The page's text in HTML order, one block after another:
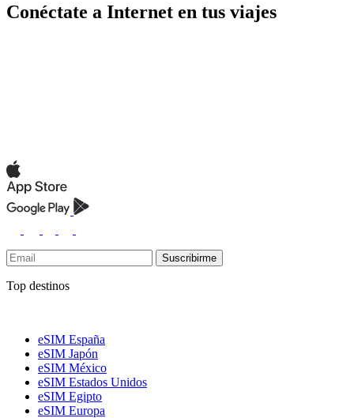
Conéctate a Internet en tus viajes
Suscribirme
Top destinos
eSIM España
eSIM Japón
eSIM México
eSIM Estados Unidos
eSIM Egipto
eSIM Europa